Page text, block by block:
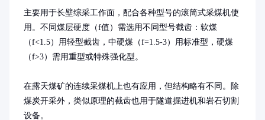
主要用于长壁综采工作面，配合各种型号的滚筒式采煤机使
用。不同煤层硬度（f值）需选用不同型号截齿：软煤
（f<1.5）用轻型截齿，中硬煤（f=1.5-3）用标准型，硬煤
（f>3）需用重型或特殊强化型。
在露天煤矿的连续采煤机上也有应用，但结构略有不同。除
煤炭开采外，类似原理的截齿也用于隧道掘进机和岩石切割
设备。